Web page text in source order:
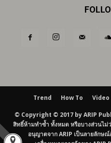
Trend How To Video
© Copyright © 2017 by ARIP
สิทธิ์ห้ามทำซ้ำ ทั้งหมด หรือบางส่วนไม่
อนุญาตจาก ARIP เป็นลายลักษณ์